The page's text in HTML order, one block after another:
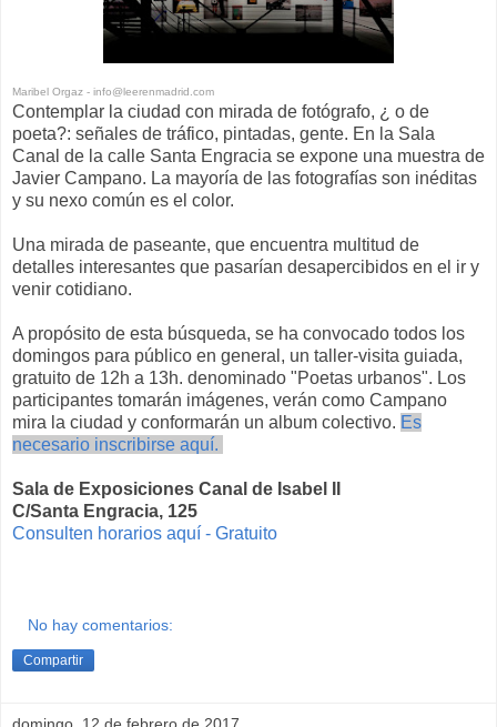
Maribel Orgaz - info@leerenmadrid.com
Contemplar la ciudad con mirada de fotógrafo, ¿ o de
poeta?: señales de tráfico, pintadas, gente. En la Sala
Canal de la calle Santa Engracia se expone una muestra de
Javier Campano. La mayoría de las fotografías son inéditas
y su nexo común es el color.
Una mirada de paseante, que encuentra multitud de
detalles interesantes que pasarían desapercibidos en el ir y
venir cotidiano.
A propósito de esta búsqueda, se ha convocado todos los
domingos para público en general, un taller-visita guiada,
gratuito de 12h a 13h. denominado "Poetas urbanos". Los
participantes tomarán imágenes, verán como Campano
mira la ciudad y conformarán un album colectivo. Es
necesario inscribirse aquí.
Sala de Exposiciones Canal de Isabel II
C/Santa Engracia, 125
Consulten horarios aquí - Gratuito
No hay comentarios:
Compartir